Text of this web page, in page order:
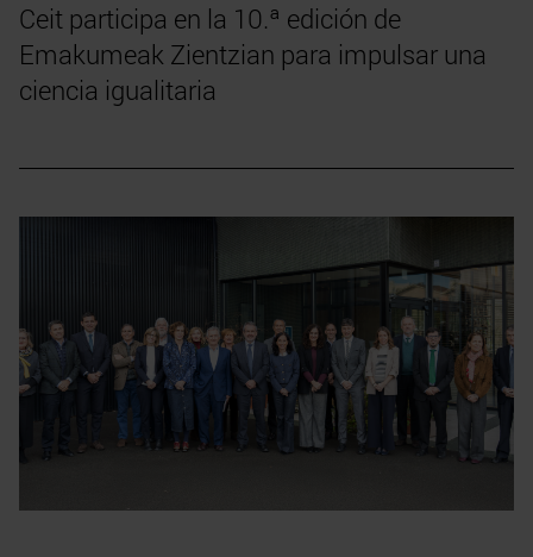
Ceit participa en la 10.ª edición de
Emakumeak Zientzian para impulsar una
ciencia igualitaria